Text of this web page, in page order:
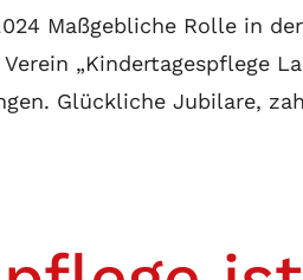
Maßgebliche Rolle in
„Kindertagespflege
Glückliche Jubilare,